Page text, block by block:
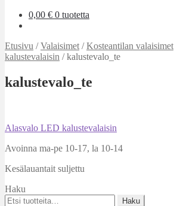
0,00 € 0 tuotetta
Etusivu /Valaisimet /Kosteantilan valaisimet
kalustevalaisin /kalustevalo_te
kalustevalo_te
Artikkelien
selaus
Edellinen
Alasvalo LED kalustevalaisin
Avoinna ma-pe 10-17, la 10-14
Kesälauantait suljettu
Haku
Etsi:
Haku